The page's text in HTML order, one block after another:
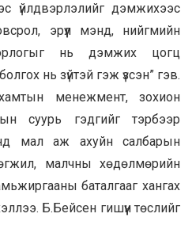
үйлдвэрлэлийг дэмжихээс
эрүүл мэнд, нийгмийн
нь дэмжих цогц
нь зүйтэй гэж үзсэн” гэв.
менежмент, зохион
суурь гэдгийг тэрбээр
мал аж ахуйн салбарын
малчны хөдөлмөрийн
баталгааг хангах
Б.Бейсен гишүүн төслийг